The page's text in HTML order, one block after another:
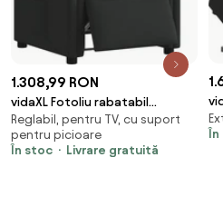
1.308,99 RON
vidaXL Fotoliu rabatabil
electric, negru, material textil
Reglabil, pentru TV, cu suport
pentru picioare
În stoc
Livrare gratuită
În